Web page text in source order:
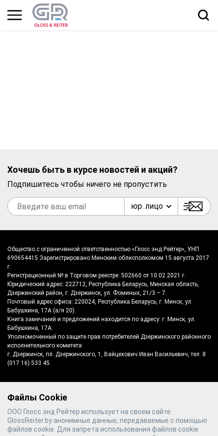
Файлы Cookie
ООО Глосс энд Рейтер использует на своем сайте
GlossReiter.by анонимные данные, передаваемые с помощью
файлов cookie. Для запрета использования файлов cookie
Хочешь быть в курсе новостей и акций?
Подпишитесь чтобы ничего не пропустить
юр. лицо
Общество с ограниченной ответственностью «Глосс энд Рейтер», УНП
690654415 Зарегистрировано Минским облисполкомом 15 августа 2017
г.
Регистрационный № в Торговом реестре: 502660 от 10.02.2021 г.
Юридический адрес: 222712, Республика Беларусь, Минская область,
Дзержинский район, г. Дзержинск, ул. Фоминых, 21/3 – 7.
Почтовый адрес офиса: 220024, Республика Беларусь, г. Минск, ул.
Бабушкина, 17А (а/я 20).
Книга замечаний и предложений находится по адресу: г. Минск, ул.
Бабушкина, 17А.
Уполномоченный по защите прав потребителей Дзержинского районного
исполнительного комитета:
г. Дзержинск, пл. Дзержинского, 1, Вайцехович Иван Васильевич, тел. 8
(017 16) 533 45.
©2026
Gloss & Reiter- производитель
полотенцесушителей №1 в Беларуси